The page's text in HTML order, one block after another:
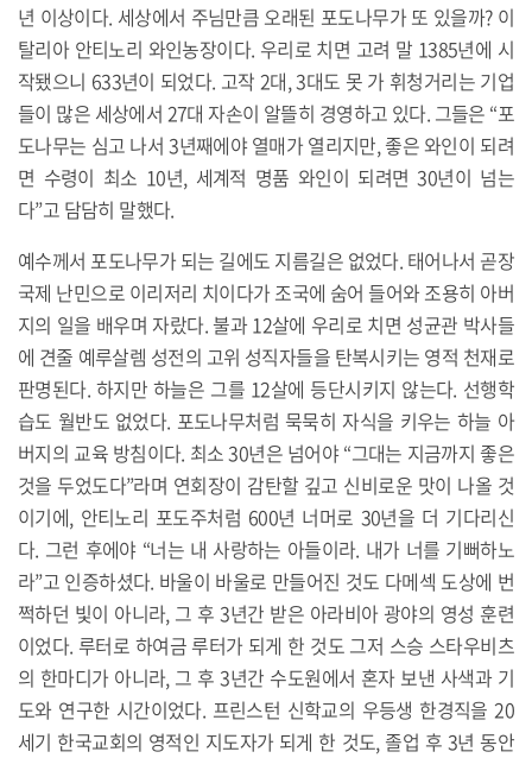
년 이상이다. 세상에서 주님만큼 오래된 포도나무가 또 있을까? 이
탈리아 안티노리 와인농장이다. 우리로 치면 고려 말 1385년에 시
작됐으니 633년이 되었다. 고작 2대, 3대도 못 가 휘청거리는 기업
들이 많은 세상에서 27대 자손이 알뜰히 경영하고 있다. 그들은 “포
도나무는 심고 나서 3년째에야 열매가 열리지만, 좋은 와인이 되려
면 수령이 최소 10년, 세계적 명품 와인이 되려면 30년이 넘는
다”고 담담히 말했다.
예수께서 포도나무가 되는 길에도 지름길은 없었다. 태어나서 곧장
국제 난민으로 이리저리 치이다가 조국에 숨어 들어와 조용히 아버
지의 일을 배우며 자랐다. 불과 12살에 우리로 치면 성균관 박사들
에 견줄 예루살렘 성전의 고위 성직자들을 탄복시키는 영적 천재로
판명된다. 하지만 하늘은 그를 12살에 등단시키지 않는다. 선행학
습도 월반도 없었다. 포도나무처럼 묵묵히 자식을 키우는 하늘 아
버지의 교육 방침이다. 최소 30년은 넘어야 “그대는 지금까지 좋은
것을 두었도다”라며 연회장이 감탄할 깊고 신비로운 맛이 나올 것
이기에, 안티노리 포도주처럼 600년 너머로 30년을 더 기다리신
다. 그런 후에야 “너는 내 사랑하는 아들이라. 내가 너를 기뻐하노
라”고 인증하셨다. 바울이 바울로 만들어진 것도 다메섹 도상에 번
쩍하던 빛이 아니라, 그 후 3년간 받은 아라비아 광야의 영성 훈련
이었다. 루터로 하여금 루터가 되게 한 것도 그저 스승 스타우비츠
의 한마디가 아니라, 그 후 3년간 수도원에서 혼자 보낸 사색과 기
도와 연구한 시간이었다. 프린스턴 신학교의 우등생 한경직을 20
세기 한국교회의 영적인 지도자가 되게 한 것도, 졸업 후 3년 동안